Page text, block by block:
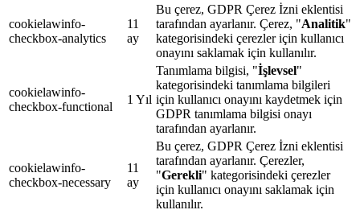
cookielawinfo-
checkbox-analytics
11
ay
Bu çerez, GDPR Çerez İzni eklentisi
tarafından ayarlanır. Çerez, "Analitik"
kategorisindeki çerezler için kullanıcı
onayını saklamak için kullanılır.
cookielawinfo-
checkbox-functional
1 Yıl
Tanımlama bilgisi, "İşlevsel"
kategorisindeki tanımlama bilgileri
için kullanıcı onayını kaydetmek için
GDPR tanımlama bilgisi onayı
tarafından ayarlanır.
cookielawinfo-
checkbox-necessary
11
ay
Bu çerez, GDPR Çerez İzni eklentisi
tarafından ayarlanır. Çerezler,
"Gerekli" kategorisindeki çerezler
için kullanıcı onayını saklamak için
kullanılır.